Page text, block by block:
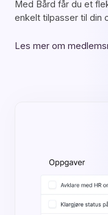
Med Bård får du et
enkelt tilpasser til din
Les mer om